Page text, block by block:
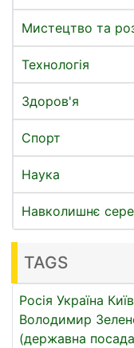
Мистецтво та
Технологія
Здоров'я
Спорт
Наука
Навколишнє
TAGS
Росія Україна Київ
Володимир
(державна